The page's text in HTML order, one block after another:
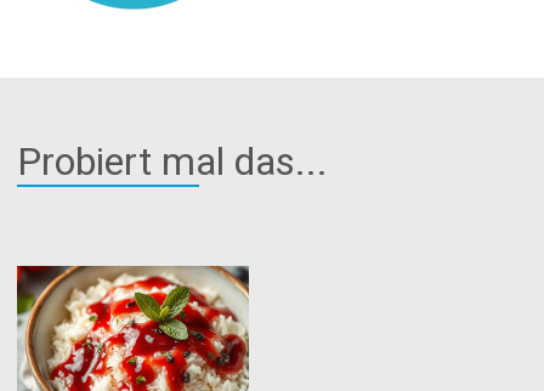
Probiert mal das...